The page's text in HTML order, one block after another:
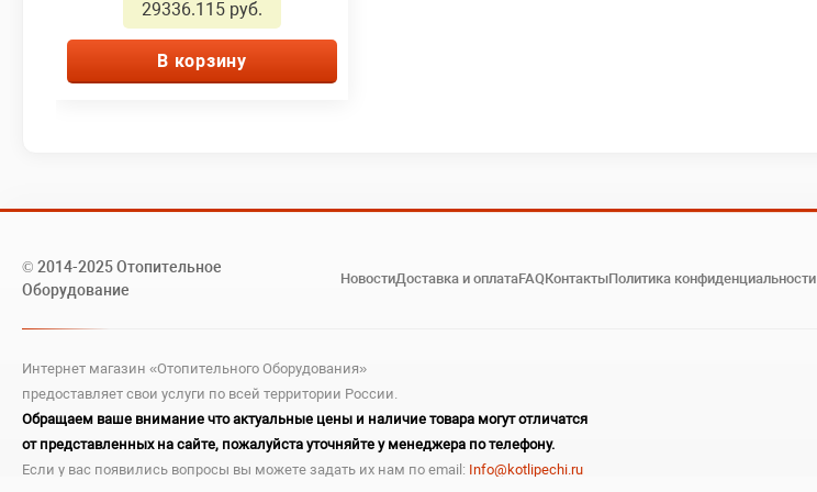
29336.115 руб.
В корзину
© 2014-2025 Отопительное
Оборудование
НовостиДоставка и оплатаFAQКонтактыПолитика конфиденциальности
Интернет магазин «Отопительного Оборудования»
предоставляет свои услуги по всей территории России.
Обращаем ваше внимание что актуальные цены и наличие товара могут отличатся
от представленных на сайте, пожалуйста уточняйте у менеджера по телефону.
Если у вас появились вопросы вы можете задать их нам по email: Info@kotlipechi.ru